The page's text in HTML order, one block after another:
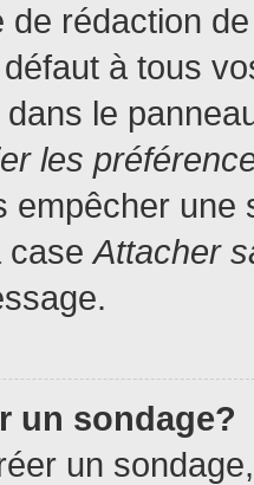
de rédaction
à tous
le
les
empêcher une
caseAttacher
un sondage?
un